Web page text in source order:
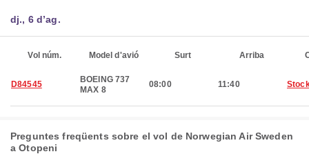
dj., 6 d’ag.
Vol núm. Model d'avió Surt Arriba
D84545
BOEING 737
MAX 8
08:00 11:40
Preguntes freqüents sobre el vol de Norwegian Air Sweden
a Otopeni